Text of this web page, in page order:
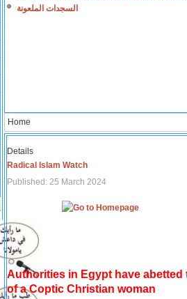
السجدات الملعونة
Home
Details
Radical Islam Watch
Published: 25 March 2024
Authorities in Egypt have
of a Coptic Christian woman